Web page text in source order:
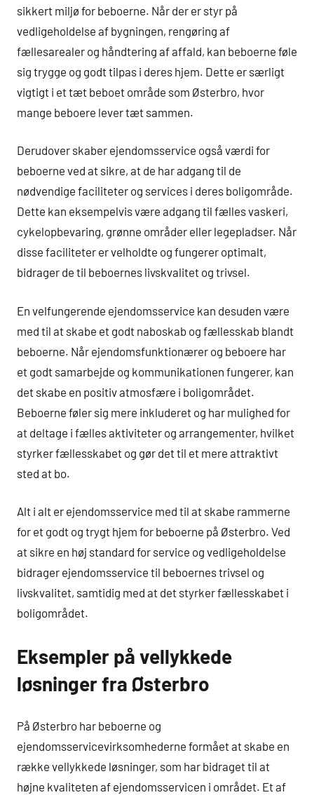
sikkert miljø for beboerne. Når der er styr på
vedligeholdelse af bygningen, rengøring af
fællesarealer og håndtering af affald, kan beboerne føle
sig trygge og godt tilpas i deres hjem. Dette er særligt
vigtigt i et tæt beboet område som Østerbro, hvor
mange beboere lever tæt sammen.
Derudover skaber ejendomsservice også værdi for
beboerne ved at sikre, at de har adgang til de
nødvendige faciliteter og services i deres boligområde.
Dette kan eksempelvis være adgang til fælles vaskeri,
cykelopbevaring, grønne områder eller legepladser. Når
disse faciliteter er velholdte og fungerer optimalt,
bidrager de til beboernes livskvalitet og trivsel.
En velfungerende ejendomsservice kan desuden være
med til at skabe et godt naboskab og fællesskab blandt
beboerne. Når ejendomsfunktionærer og beboere har
et godt samarbejde og kommunikationen fungerer, kan
det skabe en positiv atmosfære i boligområdet.
Beboerne føler sig mere inkluderet og har mulighed for
at deltage i fælles aktiviteter og arrangementer, hvilket
styrker fællesskabet og gør det til et mere attraktivt
sted at bo.
Alt i alt er ejendomsservice med til at skabe rammerne
for et godt og trygt hjem for beboerne på Østerbro. Ved
at sikre en høj standard for service og vedligeholdelse
bidrager ejendomsservice til beboernes trivsel og
livskvalitet, samtidig med at det styrker fællesskabet i
boligområdet.
Eksempler på vellykkede
løsninger fra Østerbro
På Østerbro har beboerne og
ejendomsservicevirksomhederne formået at skabe en
række vellykkede løsninger, som har bidraget til at
højne kvaliteten af ejendomsservicen i området. Et af